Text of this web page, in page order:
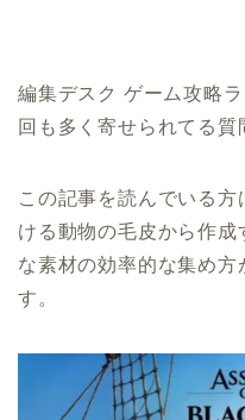
編集デスク ゲーム攻略
回も多く寄せられてる質
この記事を読んでいる
ける動物の毛皮から作
な素材の効率的な集め方
す。